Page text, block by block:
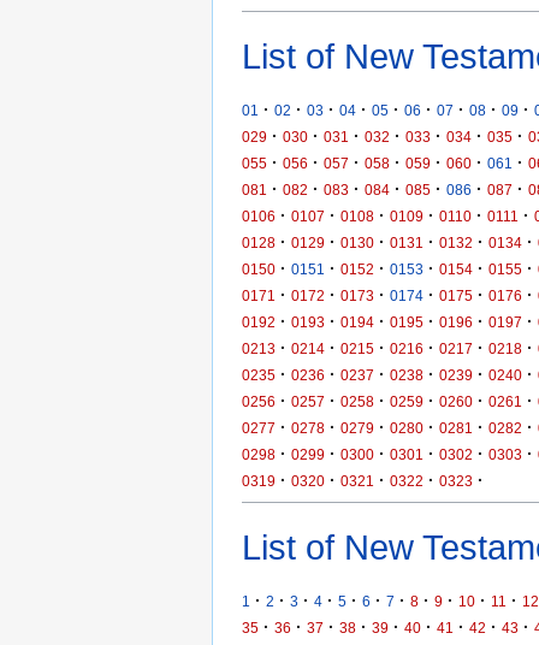
List of New
01 · 02 · 03 · 04 · 05 · 06 · 07 · 08 · 09 ·
029 · 030 · 031 · 032 · 033 · 034 · 035 ·
055 · 056 · 057 · 058 · 059 · 060 · 061 ·
081
· 082 · 083 · 084 · 085 · 086 · 087 ·
0106 · 0107 · 0108 · 0109 · 0110 · 0111 ·
0128 · 0129 · 0130 · 0131 · 0132 · 0134 ·
0150 · 0151 · 0152 · 0153 · 0154 · 0155 ·
0171
· 0172 · 0173 · 0174 · 0175 · 0176 ·
0192 · 0193 · 0194 · 0195 · 0196 · 0197 ·
0213 · 0214 · 0215 · 0216 · 0217 · 0218 ·
0235 · 0236 · 0237 · 0238 · 0239 · 0240 ·
0256 · 0257 · 0258 · 0259 · 0260 · 0261 ·
0277 · 0278 · 0279 · 0280 · 0281 · 0282 ·
0298 · 0299 · 0300 · 0301 · 0302 · 0303 ·
0319 · 0320 · 0321 · 0322 · 0323 ·
List of New
1 · 2 · 3 · 4 · 5 · 6 · 7 · 8 · 9 · 10 · 11 · 12
35 · 36 · 37 · 38 · 39 · 40 · 41 · 42 · 43 ·